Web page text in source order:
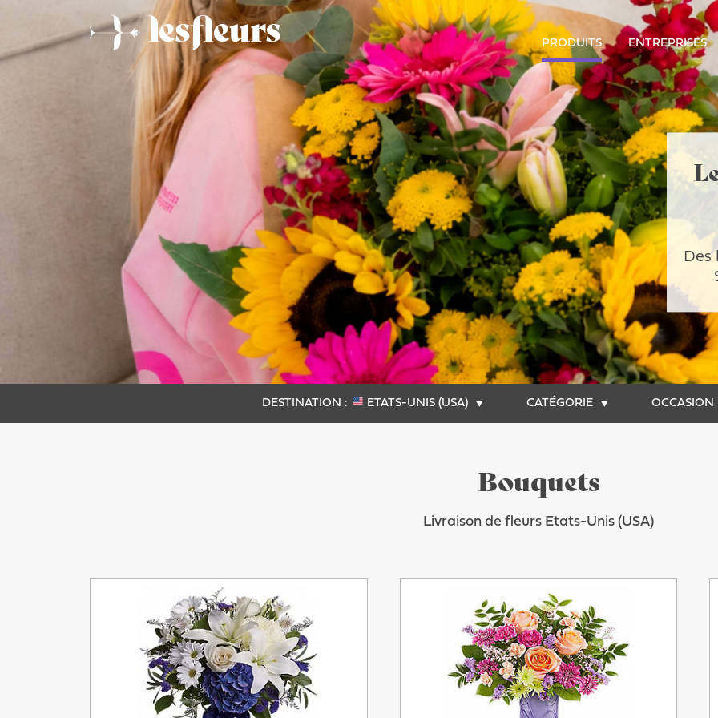
PRODUITS ENTREPRISES
Des
DESTINATION : ETATS-UNIS (USA) CATÉGORIE OCCASION
Bouquets
Livraison de fleurs Etats-Unis (USA)